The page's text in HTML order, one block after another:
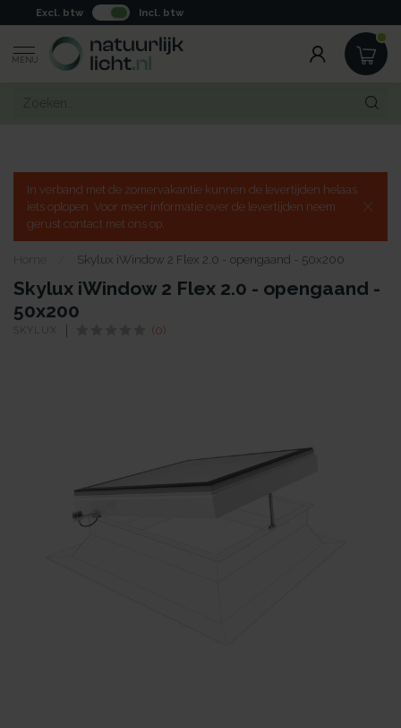
Excl. btw Incl. btw
MENU
In verband met de zomervakantie kunnen de levertijden helaas
iets oplopen. Voor meer informatie over de levertijden neem
gerust contact met ons op.
Home Skylux iWindow 2 Flex 2.0 - opengaand - 50x200
Skylux iWindow 2 Flex 2.0 - opengaand -
50x200
SKYLUX (0)